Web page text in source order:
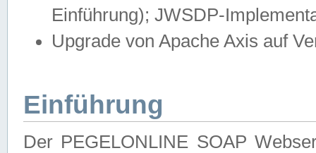
Einführung); JWSDP-
Upgrade von Apache Axis auf
Einführung
Der PEGELONLINE SOAP